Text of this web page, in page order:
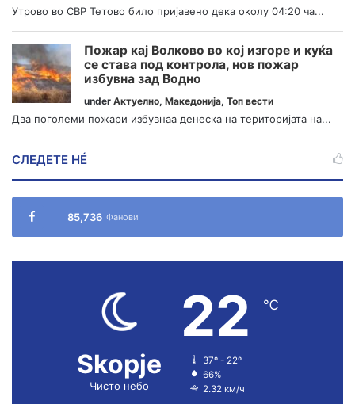
Утрово во СВР Тетово било пријавено дека околу 04:20 ча...
Пожар кај Волково во кој изгоре и куќа
се става под контрола, нов пожар
избувна зад Водно
under Актуелно, Македонија, Топ вести
Два поголеми пожари избувнаа денеска на територијата на...
СЛЕДЕТЕ НÉ
85,736 Фанови
Skopje
Чисто небо
22 ℃
37º - 22º
66%
2.32 км/ч